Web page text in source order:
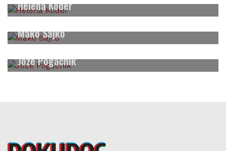
Helena Koder
2013
Mako Sajko
2012
Jože Pogačnik